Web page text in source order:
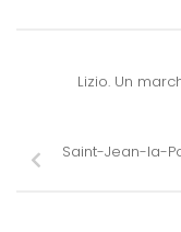
Lizio. Un
Saint-Jean-la-